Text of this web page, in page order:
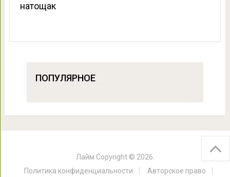
натощак
ПОПУЛЯРНОЕ
Лайм Copyright © 2026.
Политика конфиденциальности
Авторское право